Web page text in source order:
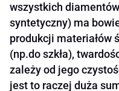
wszystkich
syntetyczny) ma
produkcji materiałów
(np.do szkła),
zależy od jego
jest to raczej duża